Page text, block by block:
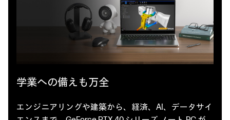
学業への備えも万全
エンジニアリングや建築から、経済、AI、データサイ